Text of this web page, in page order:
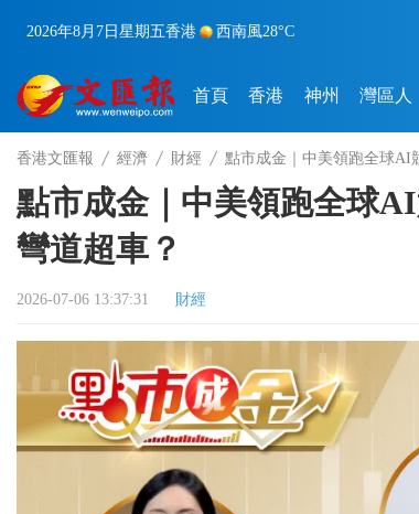
2026年8月7日 星期五香港 西南風28°C
首頁 香港 神州 灣區人
香港文匯報 經濟 財經 點市成金｜中美領跑全球
點市成金｜中美領跑全球
彎道超車？
2026-07-06 13:37:31 財經